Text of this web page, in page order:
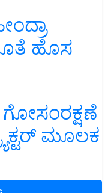
ಹೊಸ
ಮೂಲಕ